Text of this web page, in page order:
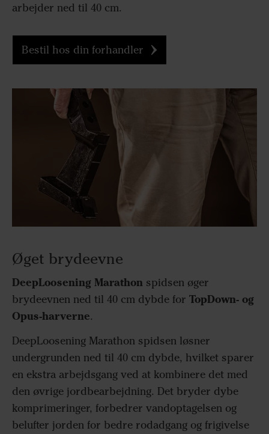
arbejder ned til 40 cm.
Bestil hos din forhandler
Øget brydeevne
DeepLoosening Marathon spidsen øger
brydeevnen ned til 40 cm dybde for TopDown- og
Opus-harverne.
DeepLoosening Marathon spidsen løsner
undergrunden ned til 40 cm dybde, hvilket sparer
en ekstra arbejdsgang ved at kombinere det med
den øvrige jordbearbejdning. Det bryder dybe
komprimeringer, forbedrer vandoptagelsen og
belufter jorden for bedre rodadgang og frigivelse